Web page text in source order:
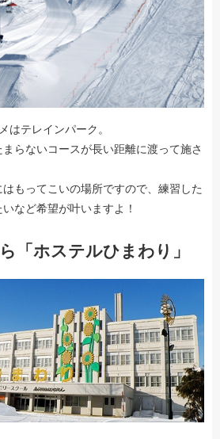
はテレインパーク。
らないコースが長い距離に渡って施さ
もってこいの場所ですので、練習した
など希望が叶いますよ！
「ホステルひまわり」